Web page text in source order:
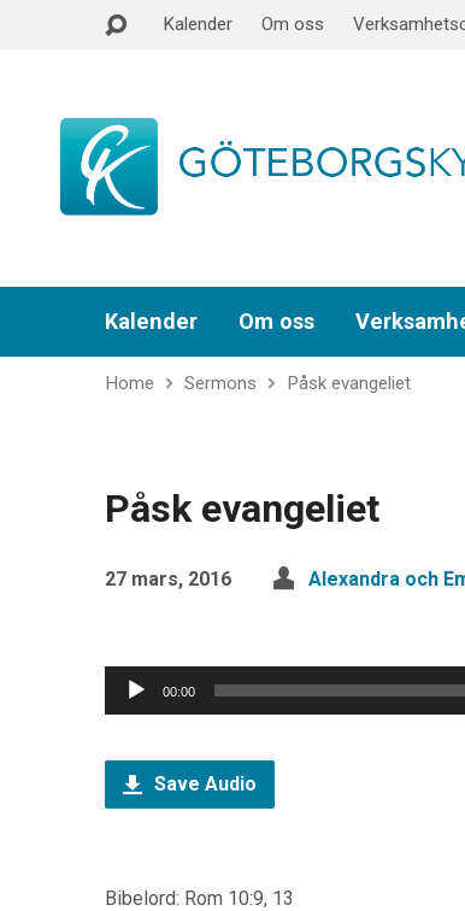
Kalender Om oss
Kalender Om oss
Home Sermons Påsk evangeliet
Påsk evangeliet
27 mars, 2016 Alexandra och
Ljudspelare
00:00
Save Audio
Bibelord: Rom 10:9, 13